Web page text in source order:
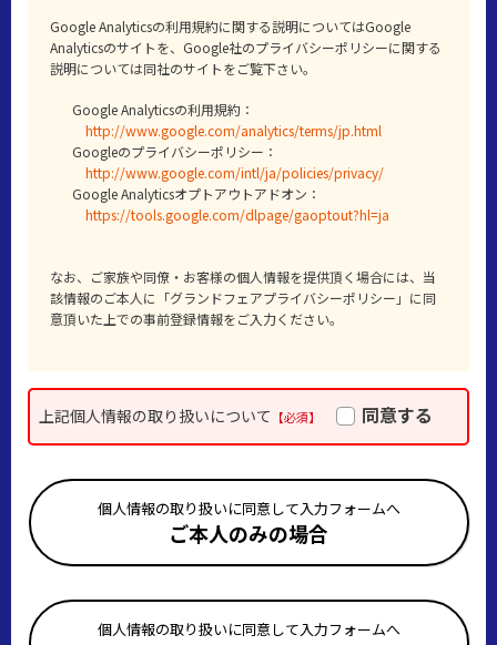
Google Analyticsの利用規約に関する説明についてはGoogle
Analyticsのサイトを、Google社のプライバシーポリシーに関する
説明については同社のサイトをご覧下さい。
Google Analyticsの利用規約：
http://www.google.com/analytics/terms/jp.html
Googleのプライバシーポリシー：
http://www.google.com/intl/ja/policies/privacy/
Google Analyticsオプトアウトアドオン：
https://tools.google.com/dlpage/gaoptout?hl=ja
なお、ご家族や同僚・お客様の個人情報を提供頂く場合には、当
該情報のご本人に「グランドフェアプライバシーポリシー」に同
意頂いた上での事前登録情報をご入力ください。
上記個人情報の取り扱いについて 【必須】 同意する
個人情報の取り扱いに同意して入力フォームへ
ご本人のみの場合
個人情報の取り扱いに同意して入力フォームへ